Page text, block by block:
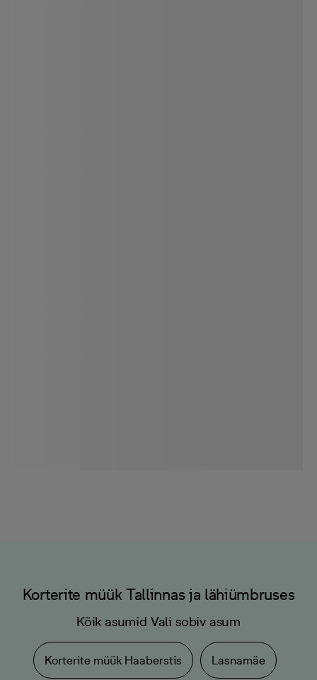
Korterite müük Tallinnas ja lähiümbruses
Kõik asumid Vali sobiv asum
Korterite müük Haaberstis Lasnamäe